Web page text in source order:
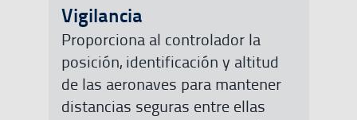
Vigilancia
Proporciona al controlador la
posición, identificación y altitud
de las aeronaves para mantener
distancias seguras entre ellas